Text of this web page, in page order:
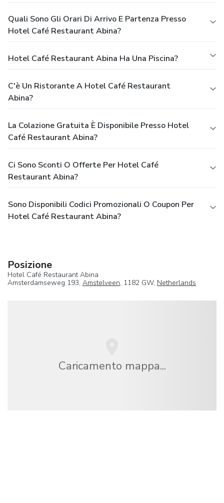
Quali Sono Gli Orari Di Arrivo E Partenza Presso
Hotel Café Restaurant Abina?
Hotel Café Restaurant Abina Ha Una Piscina?
C'è Un Ristorante A Hotel Café Restaurant
Abina?
La Colazione Gratuita È Disponibile Presso Hotel
Café Restaurant Abina?
Ci Sono Sconti O Offerte Per Hotel Café
Restaurant Abina?
Sono Disponibili Codici Promozionali O Coupon Per
Hotel Café Restaurant Abina?
Posizione
Hotel Café Restaurant Abina
Amsterdamseweg 193, Amstelveen, 1182 GW, Netherlands
Caricamento mappa...